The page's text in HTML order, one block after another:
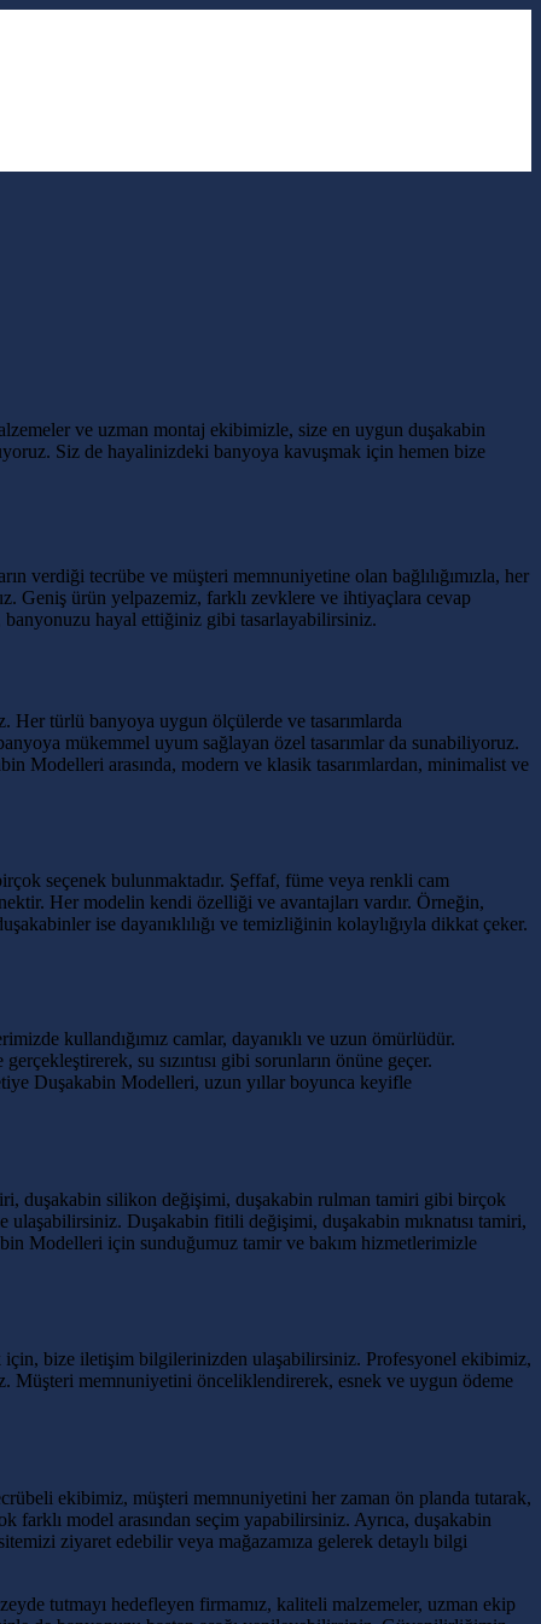
ve uzman montaj ekibimizle, size en uygun duşakabin
Siz de hayalinizdeki banyoya kavuşmak için hemen bize
verdiği tecrübe ve müşteri memnuniyetine olan bağlılığımızla, her
Geniş ürün yelpazemiz, farklı zevklere ve ihtiyaçlara cevap
banyonuzu hayal ettiğiniz gibi tasarlayabilirsiniz.
türlü banyoya uygun ölçülerde ve tasarımlarda
mükemmel uyum sağlayan özel tasarımlar da sunabiliyoruz.
Modelleri arasında, modern ve klasik tasarımlardan, minimalist ve
seçenek bulunmaktadır. Şeffaf, füme veya renkli cam
Her modelin kendi özelliği ve avantajları vardır. Örneğin,
ise dayanıklılığı ve temizliğinin kolaylığıyla dikkat çeker.
kullandığımız camlar, dayanıklı ve uzun ömürlüdür.
su sızıntısı gibi sorunların önüne geçer.
Duşakabin Modelleri, uzun yıllar boyunca keyifle
duşakabin silikon değişimi, duşakabin rulman tamiri gibi birçok
Duşakabin fitili değişimi, duşakabin mıknatısı tamiri,
Modelleri için sunduğumuz tamir ve bakım hizmetlerimizle
bize iletişim bilgilerinizden ulaşabilirsiniz. Profesyonel ekibimiz,
Müşteri memnuniyetini önceliklendirerek, esnek ve uygun ödeme
ekibimiz, müşteri memnuniyetini her zaman ön planda tutarak,
model arasından seçim yapabilirsiniz. Ayrıca, duşakabin
ziyaret edebilir veya mağazamıza gelerek detaylı bilgi
tutmayı hedefleyen firmamız, kaliteli malzemeler, uzman ekip